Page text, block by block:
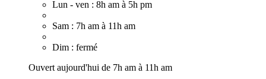
Lun - ven : 8h am à 5h pm
Sam : 7h am à 11h am
Dim : fermé
Ouvert aujourd'hui de 7h am à 11h am